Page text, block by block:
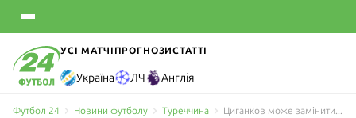
УСІ МАТЧІ ПРОГНОЗИСТАТТІ
Україна ЛЧ Англія
Футбол 24 Новини футболу Туреччина